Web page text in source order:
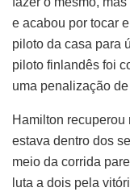
e acabou por tocar
piloto da casa para
piloto finlandês foi
uma penalização
Hamilton
estava dentro dos
meio da corrida
luta a dois pela